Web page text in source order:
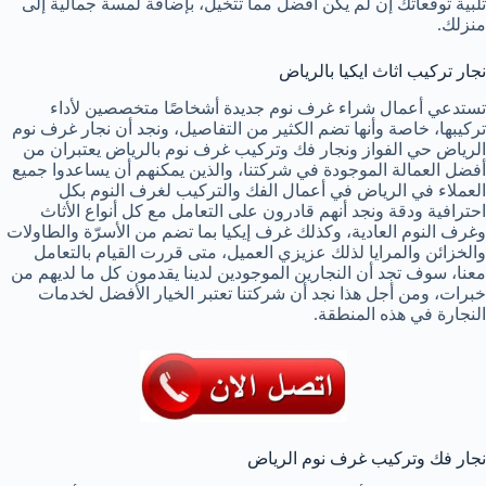
تلبية توقعاتك إن لم يكن أفضل مما تتخيل، بإضافة لمسة جمالية إلى
منزلك.
نجار تركيب اثاث ايكيا بالرياض
تستدعي أعمال شراء غرف نوم جديدة أشخاصًا متخصصين لأداء
تركيبها، خاصة وأنها تضم الكثير من التفاصيل، ونجد أن نجار غرف نوم
الرياض حي الفواز ونجار فك وتركيب غرف نوم بالرياض يعتبران من
أفضل العمالة الموجودة في شركتنا، والذين يمكنهم أن يساعدوا جميع
العملاء في الرياض في أعمال الفك والتركيب لغرف النوم بكل
احترافية ودقة ونجد أنهم قادرون على التعامل مع كل أنواع الأثاث
وغرف النوم العادية، وكذلك غرف إيكيا بما تضم من الأسرّة والطاولات
والخزائن والمرايا لذلك عزيزي العميل، متى قررت القيام بالتعامل
معنا، سوف تجد أن النجارين الموجودين لدينا يقدمون كل ما لديهم من
خبرات، ومن أجل هذا نجد أن شركتنا تعتبر الخيار الأفضل لخدمات
النجارة في هذه المنطقة.
نجار فك وتركيب غرف نوم الرياض